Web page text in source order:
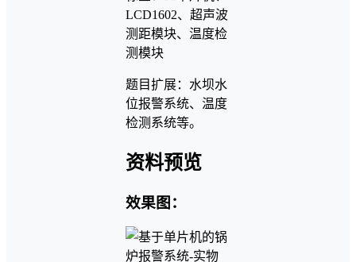
LCD1602、超声波
测距模块、温度检
测模块
题目扩展：水坝水
位报警系统、温度
检测系统等。
资料预览
效果图：